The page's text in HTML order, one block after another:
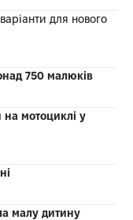
для нового
750 малюків
на мотоциклі у
малу дитину